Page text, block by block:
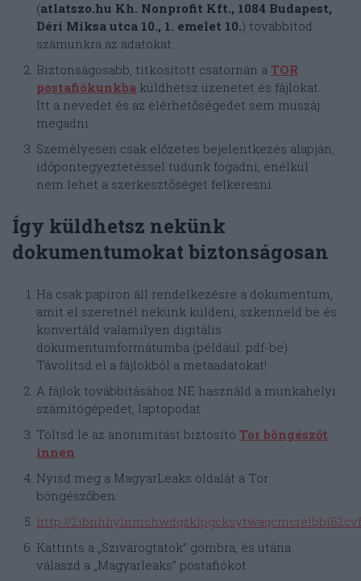
(atlatszo.hu Kh. Nonprofit Kft., 1084 Budapest,
Déri Miksa utca 10., 1. emelet 10.) továbbítod
számunkra az adatokat.
Biztonságosabb, titkosított csatornán a TOR
postafiókunkba küldhetsz üzenetet és fájlokat.
Itt a nevedet és az elérhetőségedet sem muszáj
megadni.
Személyesen csak előzetes bejelentkezés alapján,
időpontegyeztetéssel tudunk fogadni, enélkül
nem lehet a szerkesztőséget felkeresni.
Így küldhetsz nekünk
dokumentumokat biztonságosan
Ha csak papíron áll rendelkezésre a dokumentum,
amit el szeretnél nekünk küldeni, szkenneld be és
konvertáld valamilyen digitális
dokumentumformátumba (például: pdf-be).
Távolítsd el a fájlokból a metaadatokat!
A fájlok továbbításához NE használd a munkahelyi
számítógépedet, laptopodat.
Töltsd le az anonimitást biztosító Tor böngészőt
innen
Nyisd meg a MagyarLeaks oldalát a Tor
böngészőben:
http://
Kattints a „Szivárogtatok” gombra, és utána
válaszd a „Magyarleaks” postafiókot